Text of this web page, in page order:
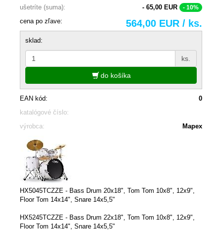
ušetríte (suma):
- 65,00 EUR - 10%
cena po zľave: 564,00 EUR / ks.
sklad:
ks.
do košíka
EAN kód:
0
katalógové číslo:
výrobca:
Mapex
HX5045TCZZE - Bass Drum 20x18", Tom Tom 10x8", 12x9",
Floor Tom 14x14", Snare 14x5,5"
HX5245TCZZE - Bass Drum 22x18", Tom Tom 10x8", 12x9",
Floor Tom 14x14", Snare 14x5,5"